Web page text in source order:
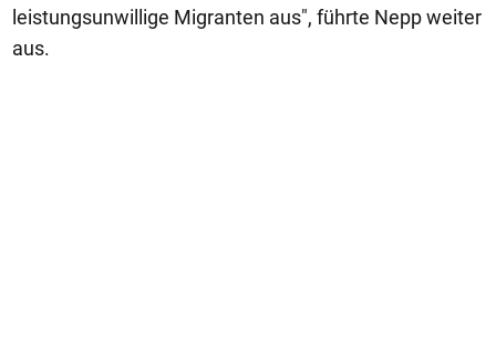
leistungsunwillige Migranten aus", führte Nepp weiter
aus.